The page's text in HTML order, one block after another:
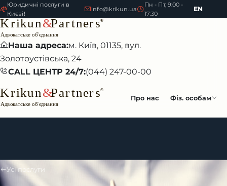
Юридичні послуги в
Києві!
info@krikun.ua
Пн - Пт, 9:00 -
17:30
EN
Наша адреса:м. Київ, 01135, вул.
Золотоустівська, 24
CALL ЦЕНТР 24/7:(044) 247-00-00
Про нас Фіз. особам
Усі послуги